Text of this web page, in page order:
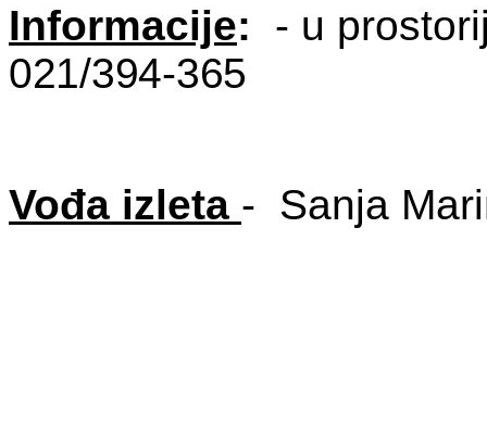
Informacije: - u
021/394-365
Vođa izleta - Sanja